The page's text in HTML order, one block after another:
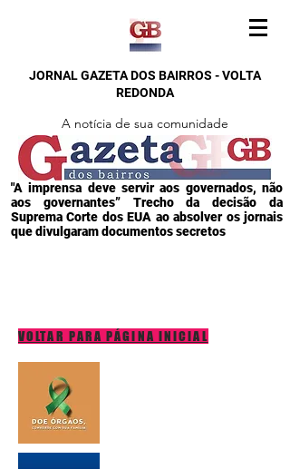
JORNAL GAZETA DOS BAIRROS - VOLTA
REDONDA
A notícia de sua comunidade
"A imprensa deve servir aos governados, não
aos governantes” Trecho da decisão da
Suprema Corte dos EUA ao absolver os jornais
que divulgaram documentos secretos
VOLTAR PARA PÁGINA INICIAL